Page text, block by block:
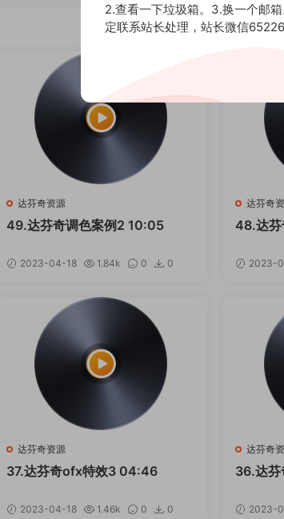
达芬奇资源
49.达芬奇调色案例2 10:05
2023-04-18 1.84k 0 0
达芬奇
48.达
2023-
达芬奇资源
37.达芬奇ofx特效3 04:46
2023-04-18 1.46k 0 0
达芬奇
36.达
2023-
2.查看一下垃圾箱。3.换一个邮
定联系站长处理，站长微信